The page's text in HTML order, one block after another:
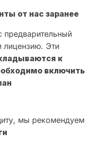
от нас заранее
предварительный
лицензию. Эти
к
включить
мы рекомендуем